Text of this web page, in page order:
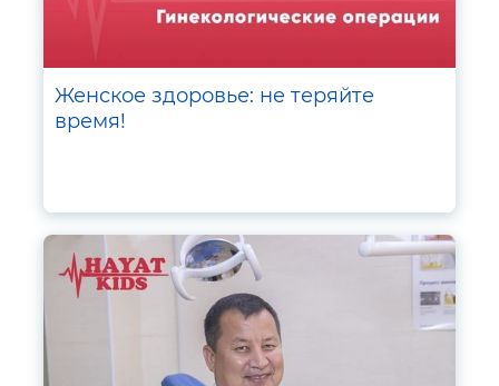
Женское здоровье: не теряйте
время!